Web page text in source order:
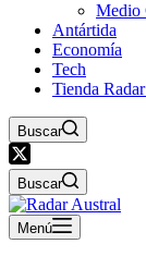
Medio
Antártida
Economía
Tech
Tienda
Buscar
Buscar
Menú